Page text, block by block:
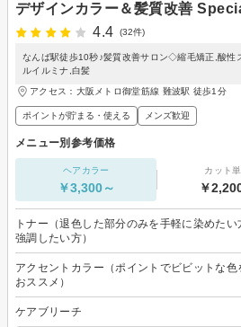
デザインカラー＆髪質改善
4.4
(32件)
なんば駅徒歩10秒♪髪質改善サロン◇縮毛矯正,酸性
ルイルミナ,白髪
アクセス：大阪メトロ御堂筋線 難波駅 徒歩1分
ポイントが貯まる・使える メンズ歓迎
メニュー別参考価格
ヘアカラー
￥3,300～
カット
￥
トナー（退色した部分のみを手軽に染めたい
強調したい方）
アクセントカラー（ポイントでビビットな色
おススメ）
ケアブリーチ